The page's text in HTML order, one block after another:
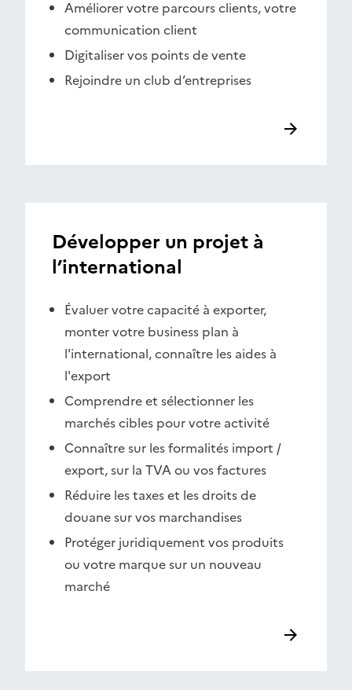
Améliorer votre parcours clients, votre
communication client
Digitaliser vos points de vente
Rejoindre un club d’entreprises
Développer un projet à
l’international
Évaluer votre capacité à exporter,
monter votre business plan à
l'international, connaître les aides à
l'export
Comprendre et sélectionner les
marchés cibles pour votre activité
Connaître sur les formalités import /
export, sur la TVA ou vos factures
Réduire les taxes et les droits de
douane sur vos marchandises
Protéger juridiquement vos produits
ou votre marque sur un nouveau
marché